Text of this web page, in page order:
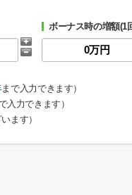
ボーナス時の増額(1
で入力できます）
入力できます）
ます）